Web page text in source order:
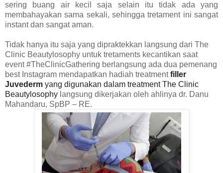
sering buang air kecil saja selain itu tidak ada yang
membahayakan sama sekali, sehingga tretament ini sangat
instant dan sangat aman.
Tidak hanya itu saja yang dipraktekkan langsung dari The
Clinic Beautylosophy untuk tretaments kecantikan saat
event #TheClinicGathering berlangsung ada dua pemenang
best Instagram mendapatkan hadiah treatmentfiller
Juvederm yang digunakan dalam treatment The Clinic
Beautylosophy langsung dikerjakan oleh ahlinya dr. Danu
Mahandaru, SpBP – RE.